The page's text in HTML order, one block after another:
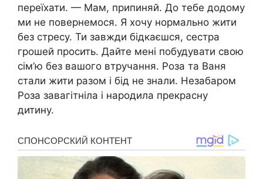
переїхати. — Мам, припиняй. До тебе додому
ми не повернемося. Я хочу нормально жити
без стpecy. Ти завжди бідкаєшся, сестра
грошей просить. Дайте мені побудувати свою
сім’ю без вашого втручання. Роза та Ваня
стали жити разом і бід не знали. Незабаром
Роза завагітніла і народила прекрасну
дитину.